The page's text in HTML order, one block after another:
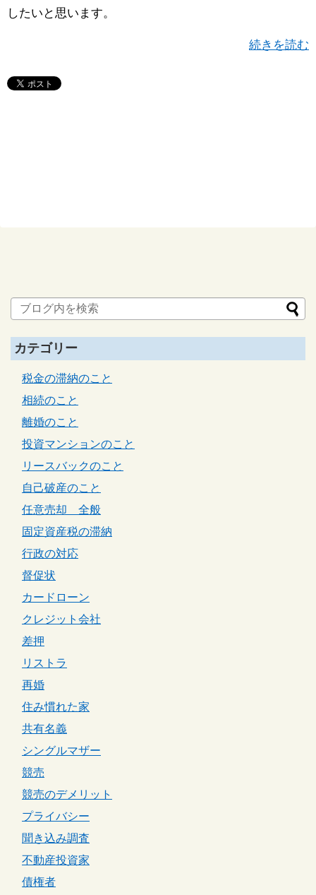
したいと思います。
続きを読む
カテゴリー
税金の滞納のこと
相続のこと
離婚のこと
投資マンションのこと
リースバックのこと
自己破産のこと
任意売却 全般
固定資産税の滞納
行政の対応
督促状
カードローン
クレジット会社
差押
リストラ
再婚
住み慣れた家
共有名義
シングルマザー
競売
競売のデメリット
プライバシー
聞き込み調査
不動産投資家
債権者